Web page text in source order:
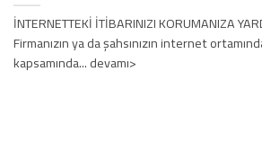
İNTERNETTEKİ İTİBARINIZI KORUMANIZA
Firmanızın ya da şahsınızın internet
kapsamında... devamı>